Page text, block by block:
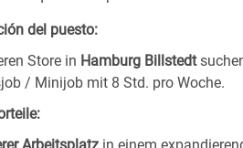
del puesto:
Store in Hamburg Billstedt
/ Minijob mit 8 Std. pro Woche.